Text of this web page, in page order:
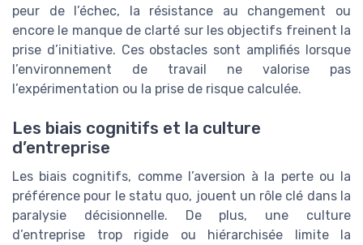
peur de l’échec, la résistance au changement ou
encore le manque de clarté sur les objectifs freinent la
prise d’initiative. Ces obstacles sont amplifiés lorsque
l’environnement de travail ne valorise pas
l’expérimentation ou la prise de risque calculée.
Les biais cognitifs et la culture
d’entreprise
Les biais cognitifs, comme l’aversion à la perte ou la
préférence pour le statu quo, jouent un rôle clé dans la
paralysie décisionnelle. De plus, une culture
d’entreprise trop rigide ou hiérarchisée limite la